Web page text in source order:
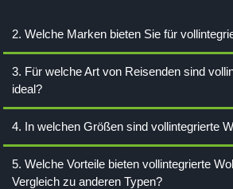
2. Welche Marken bieten Sie für
3. Für welche Art von Reisenden sind
ideal?
4. In welchen Größen sind vollintegrierte
5. Welche Vorteile bieten vollintegrierte
Vergleich zu anderen Typen?